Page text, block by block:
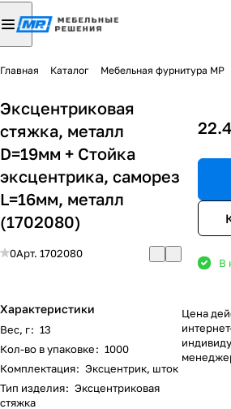
Главная Каталог Мебельная фурнитура МР
Эксцентриковая
стяжка, металл
D=19мм + Стойка
эксцентрика, саморез
L=16мм, металл
(1702080)
0Арт. 1702080
Характеристики
Вес, г: 13
Кол-во в упаковке: 1000
Комплектация: Эксцентрик, шток
Тип изделия: Эксцентриковая
стяжка
В
Цена